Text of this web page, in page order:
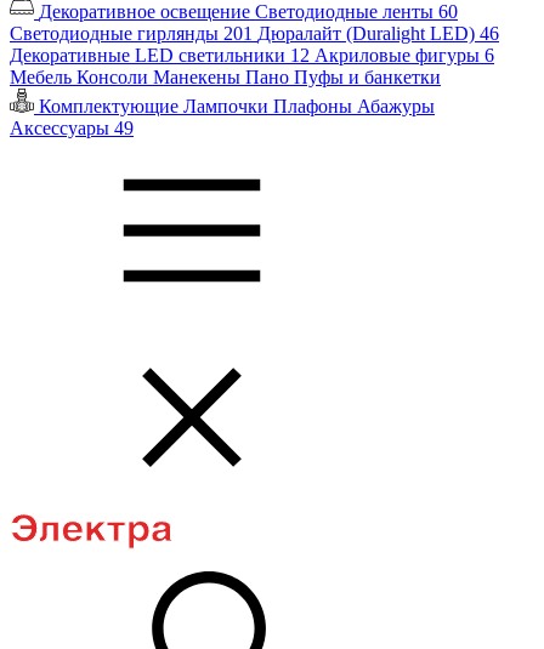
Декоративное освещение Светодиодные ленты 60
Светодиодные гирлянды 201 Дюралайт (Duralight LED) 46
Декоративные LED светильники 12 Акриловые фигуры 6
Мебель Консоли Манекены Пано Пуфы и банкетки
Комплектующие Лампочки Плафоны Абажуры
Аксессуары 49